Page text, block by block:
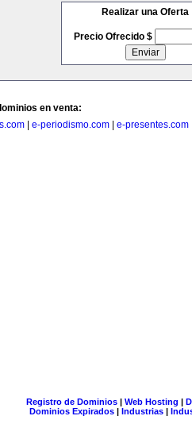
Realizar una Oferta
Precio Ofrecido $
en venta:
e-periodismo.com e-presentes.com
Registro de Dominios| Web Hosting |
Dominios Expirados | Industrias |